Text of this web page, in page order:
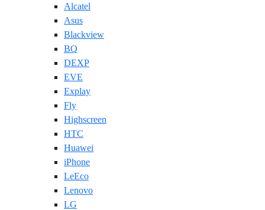
Alcatel
Asus
Blackview
BQ
DEXP
EVE
Explay
Fly
Highscreen
HTC
Huawei
iPhone
LeEco
Lenovo
LG